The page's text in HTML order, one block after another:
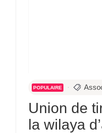
POPULAIRE
Union de
la wilaya